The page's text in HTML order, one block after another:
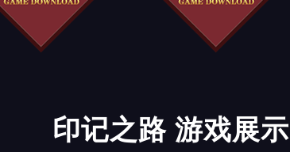
印记之路 游戏展示